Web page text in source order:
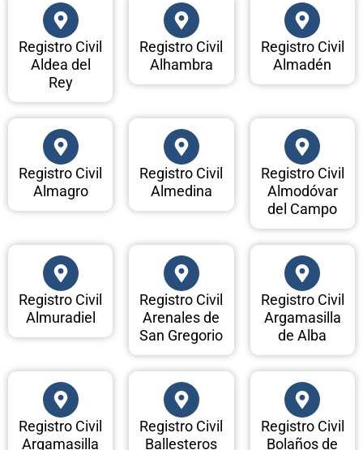
Registro Civil
Aldea del
Rey
Registro Civil
Alhambra
Registro Civil
Almadén
Registro Civil
Almagro
Registro Civil
Almedina
Registro Civil
Almodóvar
del Campo
Registro Civil
Almuradiel
Registro Civil
Arenales de
San Gregorio
Registro Civil
Argamasilla
de Alba
Registro Civil
Argamasilla
Registro Civil
Ballesteros
Registro Civil
Bolaños de